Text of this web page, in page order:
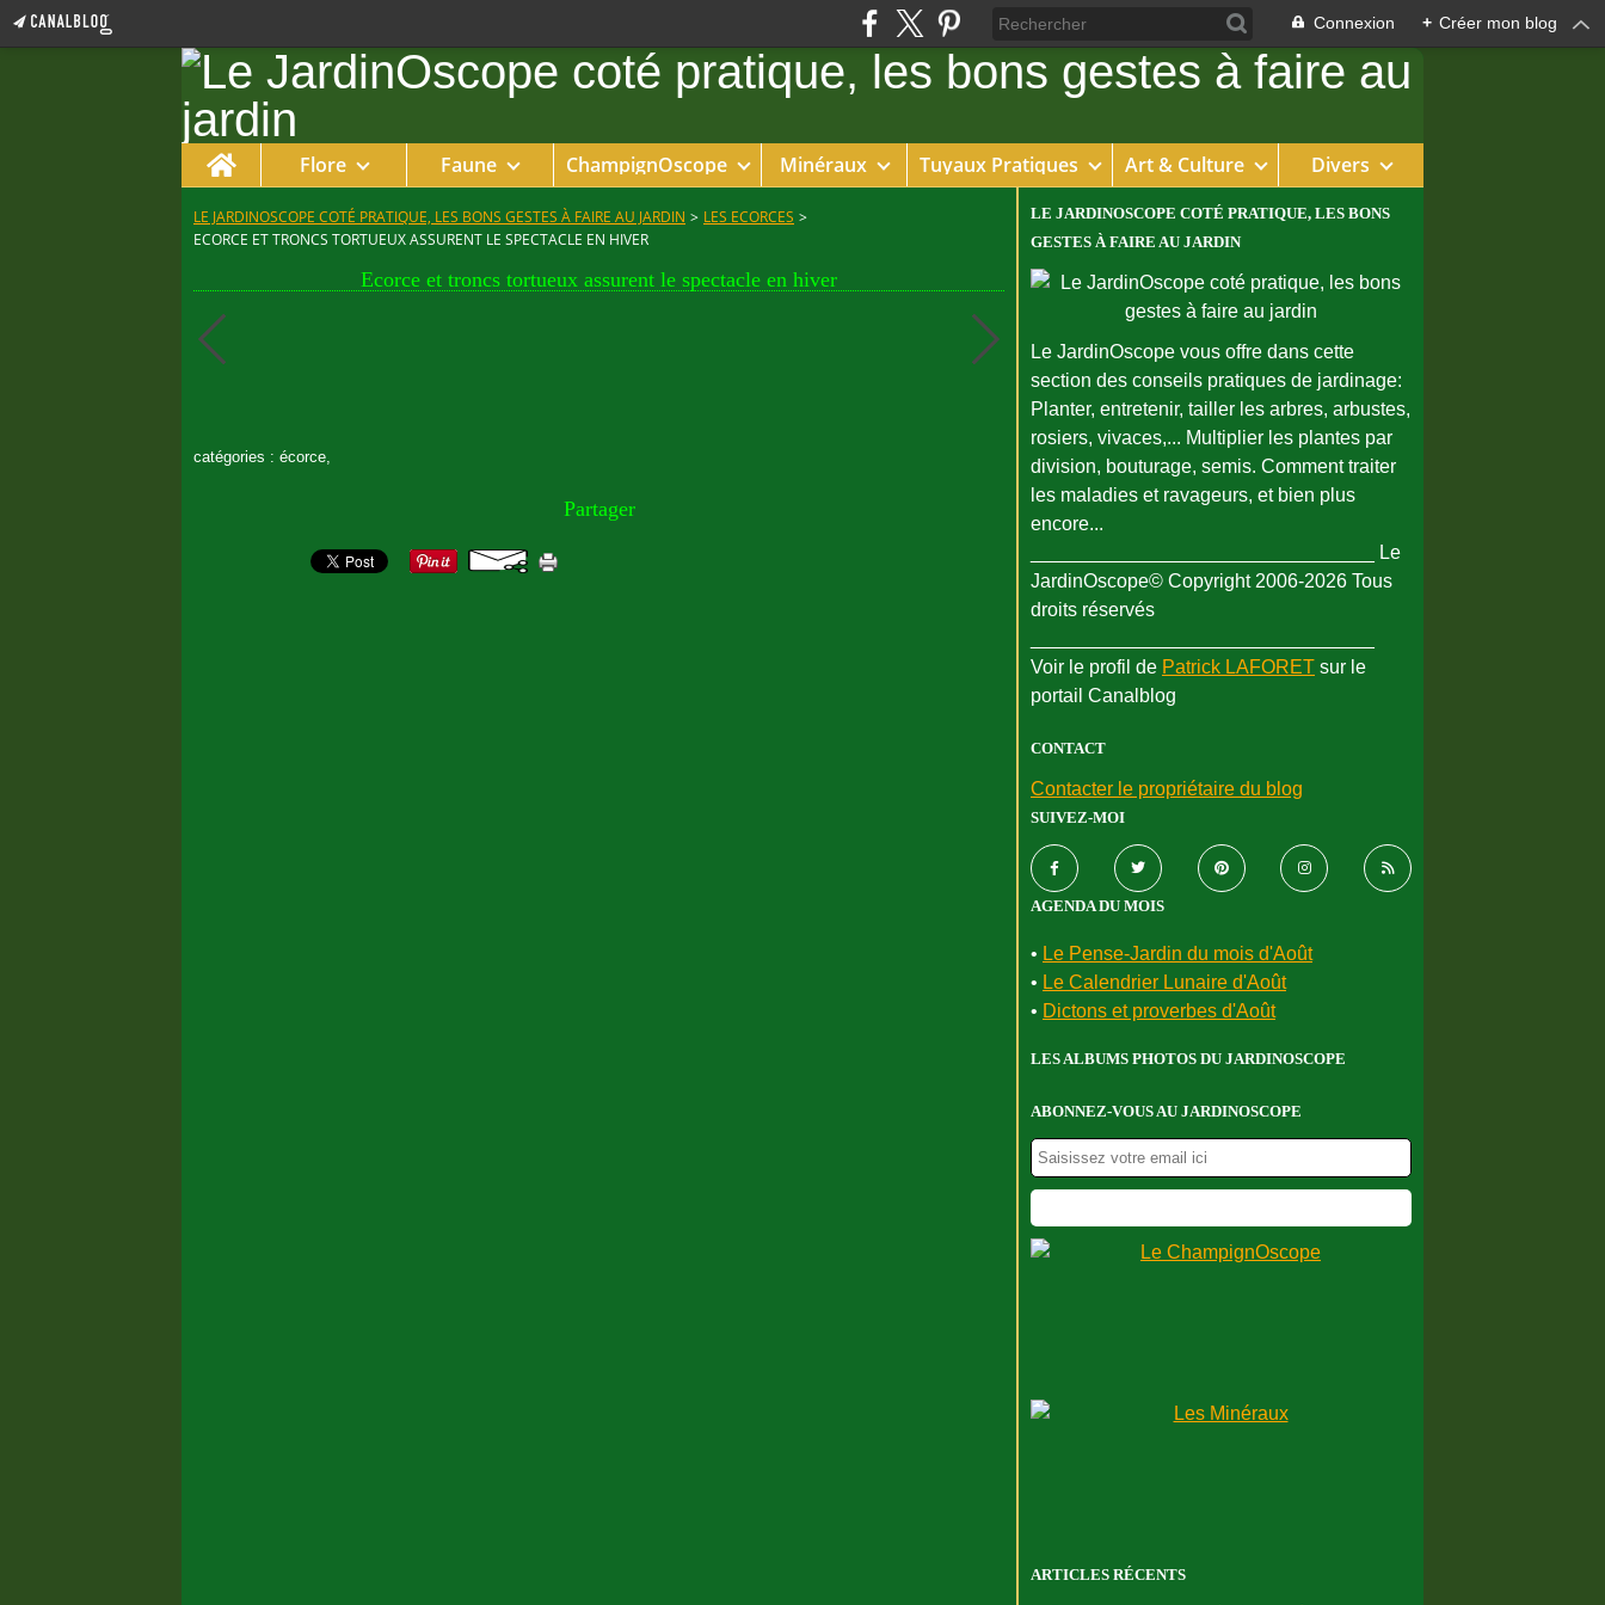
Connexion + Créer mon blog
Home Flore Faune ChampignOscope Minéraux Tuyaux Pratiques Art & Culture Divers
LE JARDINOSCOPE COTÉ PRATIQUE, LES BONS GESTES À FAIRE AU JARDIN > LES ECORCES >
ECORCE ET TRONCS TORTUEUX ASSURENT LE SPECTACLE EN HIVER
Ecorce et troncs tortueux assurent le spectacle en hiver
catégories : écorce,
Partager
LE JARDINOSCOPE COTÉ PRATIQUE, LES BONS
GESTES À FAIRE AU JARDIN
Le JardinOscope vous offre dans cette
section des conseils pratiques de jardinage:
Planter, entretenir, tailler les arbres, arbustes,
rosiers, vivaces,... Multiplier les plantes par
division, bouturage, semis. Comment traiter
les maladies et ravageurs, et bien plus
encore...
________________________________ Le
JardinOscope© Copyright 2006-2026 Tous
droits réservés
Voir le profil de Patrick LAFORET sur le
portail Canalblog
CONTACT
Contacter le propriétaire du blog
SUIVEZ-MOI
AGENDA DU MOIS
• Le Pense-Jardin du mois d'Août
• Le Calendrier Lunaire d'Août
• Dictons et proverbes d'Août
LES ALBUMS PHOTOS DU JARDINOSCOPE
ABONNEZ-VOUS AU JARDINOSCOPE
ARTICLES RÉCENTS